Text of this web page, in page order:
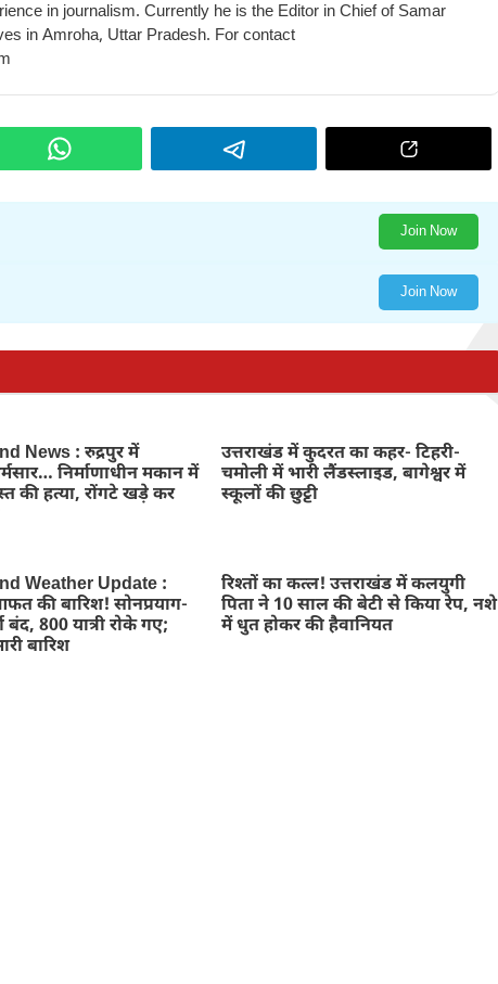
in journalism. Currently he is the Editor in Chief of Samar
in Amroha, Uttar Pradesh. For contact
Join Now
Join Now
News : रुद्रपुर में
निर्माणाधीन मकान में
की हत्या, रोंगटे खड़े कर
उत्तराखंड में कुदरत का कहर- टिहरी-
चमोली में भारी लैंडस्लाइड, बागेश्वर में
स्कूलों की छुट्टी
Weather Update :
की बारिश! सोनप्रयाग-
बंद, 800 यात्री रोके गए;
बारिश
रिश्तों का कत्ल! उत्तराखंड में कलयुगी
पिता ने 10 साल की बेटी से किया रेप, नशे
में धुत होकर की हैवानियत